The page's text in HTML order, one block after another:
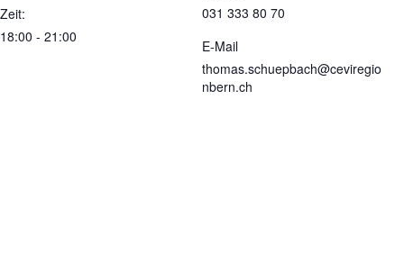
Zeit:
18:00 - 21:00
031 333 80 70
E-Mail
thomas.schuepbach@ceviregio
nbern.ch